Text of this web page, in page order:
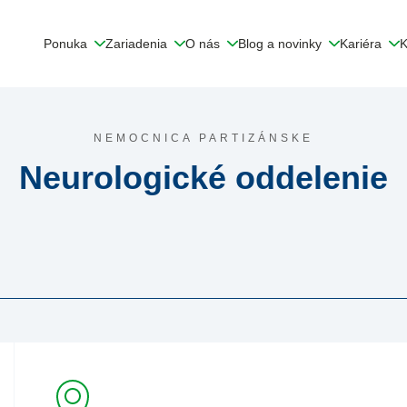
Ponuka Zariadenia O nás Blog a novinky Kariéra
NEMOCNICA PARTIZÁNSKE
Neurologické oddelenie